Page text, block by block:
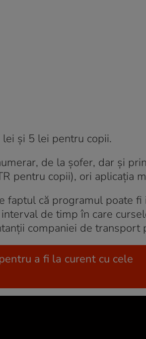
şi 5 lei pentru copii.
de la şofer, dar şi
pentru copii), ori aplicaţia
faptul că programul poate
de timp în care
companiei de transport
a fi la curent cu cele